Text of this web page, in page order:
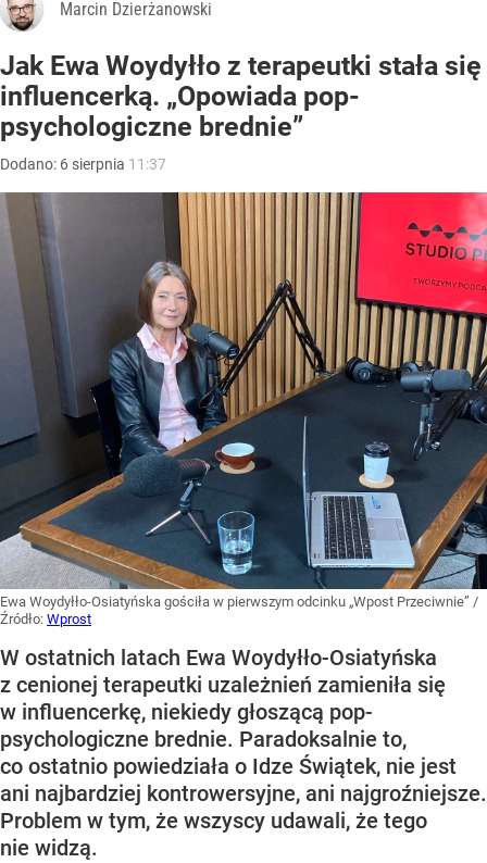
Marcin Dzierżanowski
Jak Ewa Woydyłło z terapeutki stała się
influencerką. „Opowiada pop-
psychologiczne brednie”
Dodano: 6 sierpnia 11:37
Ewa Woydyłło-Osiatyńska gościła w pierwszym odcinku „Wpost Przeciwnie” /
Źródło: Wprost
W ostatnich latach Ewa Woydyłło-Osiatyńska
z cenionej terapeutki uzależnień zamieniła się
w influencerkę, niekiedy głoszącą pop-
psychologiczne brednie. Paradoksalnie to,
co ostatnio powiedziała o Idze Świątek, nie jest
ani najbardziej kontrowersyjne, ani najgroźniejsze.
Problem w tym, że wszyscy udawali, że tego
nie widzą.